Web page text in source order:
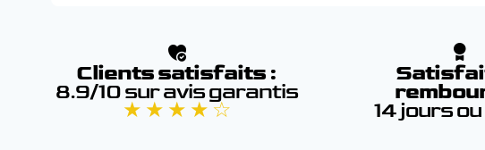
Clients satisfaits :
8.9/10 sur avis garantis
★ ★ ★ ★ ☆ 14 jours